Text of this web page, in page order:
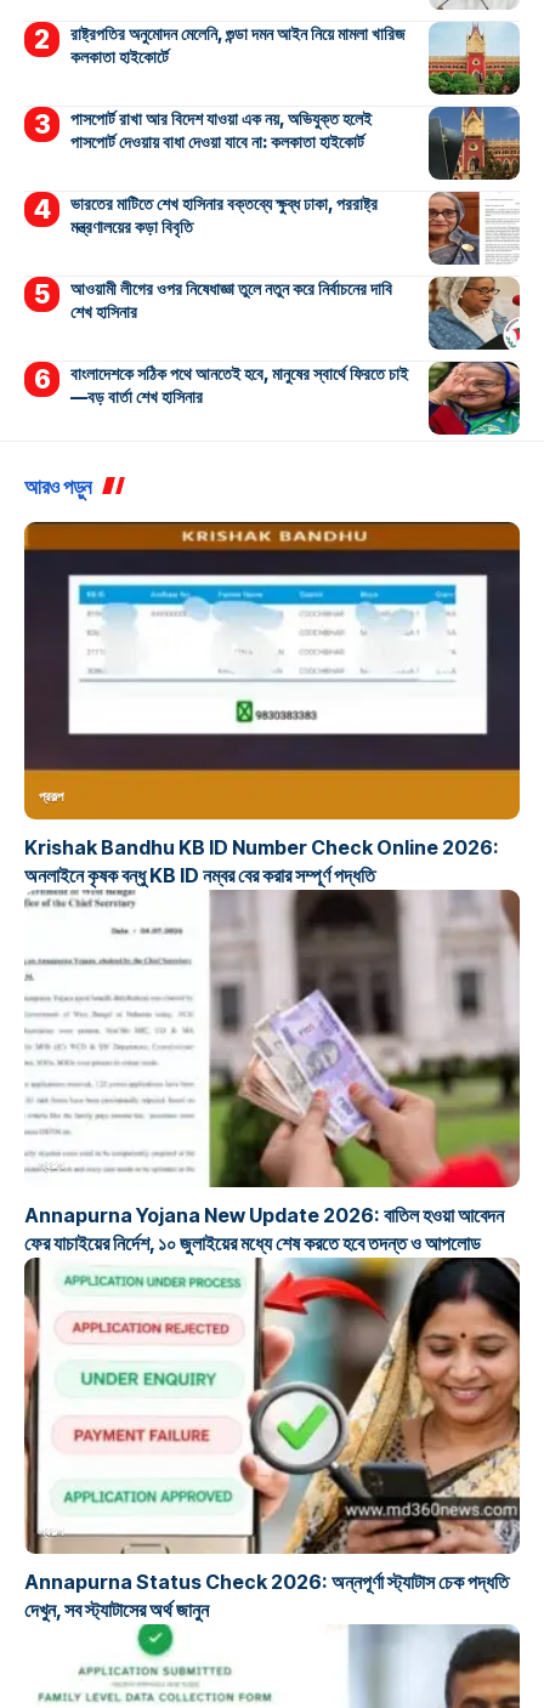
রাষ্ট্রপতির অনুমোদন মেলেনি, গুন্ডা দমন আইন নিয়ে মামলা খারিজ
কলকাতা হাইকোর্টে
পাসপোর্ট রাখা আর বিদেশ যাওয়া এক নয়, অভিযুক্ত হলেই
পাসপোর্ট দেওয়ায় বাধা দেওয়া যাবে না: কলকাতা হাইকোর্ট
ভারতের মাটিতে শেখ হাসিনার বক্তব্যে ক্ষুব্ধ ঢাকা, পররাষ্ট্র
মন্ত্রণালয়ের কড়া বিবৃতি
আওয়ামী লীগের ওপর নিষেধাজ্ঞা তুলে নতুন করে নির্বাচনের দাবি
শেখ হাসিনার
বাংলাদেশকে সঠিক পথে আনতেই হবে, মানুষের স্বার্থে ফিরতে চাই
—বড় বার্তা শেখ হাসিনার
আরও পড়ুন
প্রকল্প
Krishak Bandhu KB ID Number Check Online 2026:
অনলাইনে কৃষক বন্ধু KB ID নম্বর বের করার সম্পূর্ণ পদ্ধতি
প্রকল্প
Annapurna Yojana New Update 2026: বাতিল হওয়া আবেদন
ফের যাচাইয়ের নির্দেশ, ১০ জুলাইয়ের মধ্যে শেষ করতে হবে তদন্ত ও আপলোড
প্রকল্প
Annapurna Status Check 2026: অন্নপূর্ণা স্ট্যাটাস চেক পদ্ধতি
দেখুন, সব স্ট্যাটাসের অর্থ জানুন